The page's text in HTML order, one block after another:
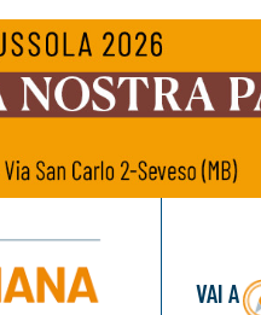
VAI A